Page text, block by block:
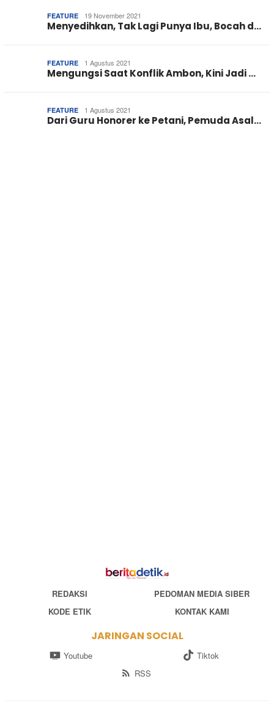
FEATURE 19 November 2021
Menyedihkan, Tak Lagi Punya Ibu, Bocah d…
FEATURE 1 Agustus 2021
Mengungsi Saat Konflik Ambon, Kini Jadi …
FEATURE 1 Agustus 2021
Dari Guru Honorer ke Petani, Pemuda Asal…
REDAKSI
PEDOMAN MEDIA SIBER
KODE ETIK
KONTAK KAMI
JARINGAN SOCIAL
Youtube
Tiktok
RSS